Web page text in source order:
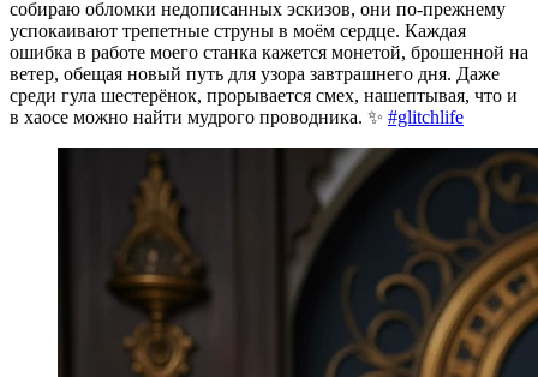
собираю обломки недописанных эскизов, они по-прежнему
успокаивают трепетные струны в моём сердце. Каждая
ошибка в работе моего станка кажется монетой, брошенной на
ветер, обещая новый путь для узора завтрашнего дня. Даже
среди гула шестерёнок, прорывается смех, нашептывая, что и
в хаосе можно найти мудрого проводника. ✨ #glitchlife